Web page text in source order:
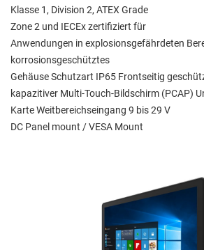
Klasse 1, Division 2, ATEX Grade
Zone 2 und IECEx zertifiziert für
Anwendungen in explosionsgefährdeten
korrosionsgeschütztes
Gehäuse Schutzart IP65 Frontseitig
kapazitiver Multi-Touch-Bildschirm (PCAP)
Karte Weitbereichseingang 9 bis 29 V
DC Panel mount / VESA Mount